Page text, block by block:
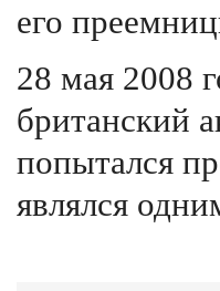
его
28 мая 2008
британский
попытался
являлся